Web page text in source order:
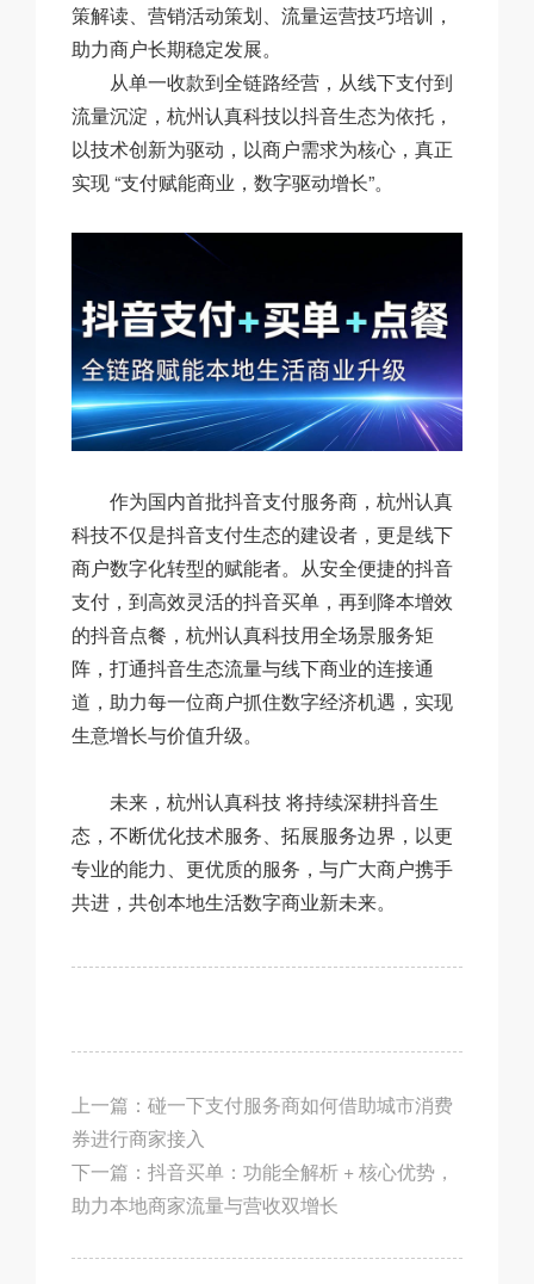
策解读、营销活动策划、流量运营技巧培训，
助力商户长期稳定发展。
从单一收款到全链路经营，从线下支付到
流量沉淀，杭州认真科技以抖音生态为依托，
以技术创新为驱动，以商户需求为核心，真正
实现 “支付赋能商业，数字驱动增长”。
作为国内首批抖音支付服务商，杭州认真
科技不仅是抖音支付生态的建设者，更是线下
商户数字化转型的赋能者。从安全便捷的抖音
支付，到高效灵活的抖音买单，再到降本增效
的抖音点餐，杭州认真科技用全场景服务矩
阵，打通抖音生态流量与线下商业的连接通
道，助力每一位商户抓住数字经济机遇，实现
生意增长与价值升级。
未来，杭州认真科技 将持续深耕抖音生
态，不断优化技术服务、拓展服务边界，以更
专业的能力、更优质的服务，与广大商户携手
共进，共创本地生活数字商业新未来。
上一篇： 碰一下支付服务商如何借助城市消费
券进行商家接入
下一篇： 抖音买单：功能全解析 + 核心优势，
助力本地商家流量与营收双增长